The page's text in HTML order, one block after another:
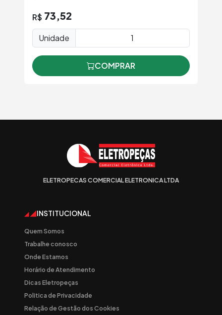
R$ 73,52
Unidade
COMPRAR
ELETROPECAS COMERCIAL ELETRONICA LTDA
INSTITUCIONAL
Quem Somos
Trabalhe conosco
Onde Estamos
Horário de Atendimento
Dicas Eletropeças
Politica de Privacidade
Relação de Gestão dos Cookies